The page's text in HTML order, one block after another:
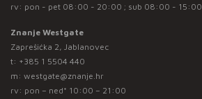
rv: pon - pet 08:00 - 20:00 ; sub 08:00 - 15:00
Znanje Westgate
Zaprešićka 2, Jablanovec
t: +385 1 5504 440
m: westgate@znanje.hr
rv: pon – ned* 10:00 – 21:00